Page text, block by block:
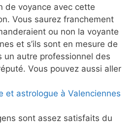
de voyance avec cette
Vous saurez franchement
ou non la voyante
et s’ils sont en mesure de
un autre professionnel des
Vous pouvez aussi aller
et astrologue à Valenciennes
sont assez satisfaits du